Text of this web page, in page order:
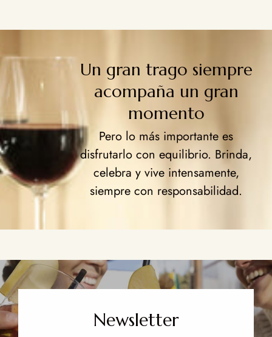
Un gran trago siempre
acompaña un gran
momento
Pero lo más importante es
disfrutarlo con equilibrio. Brinda,
celebra y vive intensamente,
siempre con responsabilidad.
Newsletter